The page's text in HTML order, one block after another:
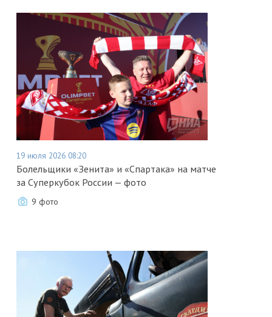
19 июля 2026 08:20
Болельщики «Зенита» и «Спартака» на матче
за Суперкубок России — фото
9 фото